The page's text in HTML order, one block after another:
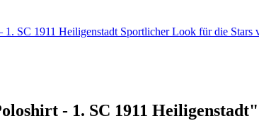
SC 1911 Heiligenstadt Sportlicher Look für die
- 1. SC 1911 Heiligenstadt"